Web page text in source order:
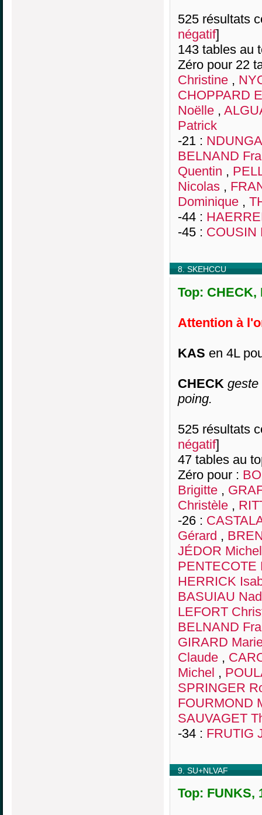
525 résultats
négatif]
143 tables au
Zéro pour 22
Christine ,
CHOPPARD
Noëlle ,
Patrick
-21 :
BELNAND
Quentin ,
Nicolas ,
Dominique ,
-44 :
-45 : COUSIN
8. SKEHCCU
Top: CHECK,
Attention à
KAS en 4L
CHECK geste
poing.
525 résultats
négatif]
47 tables au
Zéro pour :
Brigitte ,
Christèle ,
-26 :
Gérard ,
JÉDOR Michel
PENTECOTE
HERRICK
BASUIAU
LEFORT
BELNAND
GIRARD
Claude ,
Michel ,
SPRINGER
FOURMOND
SAUVAGET
-34 : FRUTIG
9. SU+NLVAF
Top: FUNKS,